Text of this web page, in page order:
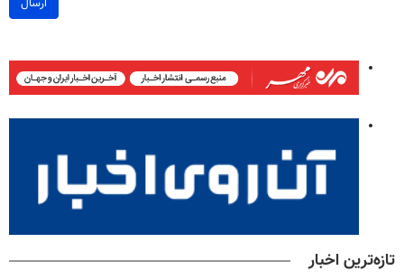
ارسال
تازه‌ترین اخبار